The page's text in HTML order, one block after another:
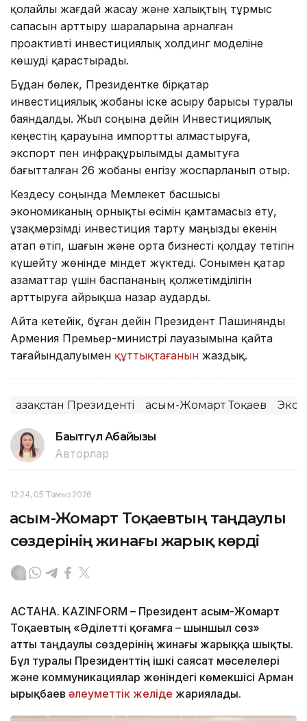
қолайлы жағдай жасау және халықтың тұрмыс
сапасын арттыру шараларына арналған
проактивті инвестициялық холдинг моделіне
көшуді қарастырады.
Бұдан бөлек, Президентке бірқатар
инвестициялық жобаны іске асыру барысы туралы
баяндалды. Жыл соңына дейін Инвестициялық
кеңестің қарауына импортты алмастыруға,
экспорт пен инфрақұрылымды дамытуға
бағытталған 26 жобаны енгізу жоспарланып отыр.
Кездесу соңында Мемлекет басшысы
экономиканың орнықты өсімін қамтамасыз ету,
ұзақмерзімді инвестиция тарту маңызды екенін
атап өтіп, шағын және орта бизнесті қолдау тетігін
күшейту жөнінде міндет жүктеді. Сонымен қатар
азаматтар үшін баспананың қолжетімділігін
арттыруға айрықша назар аударды.
Айта кетейік, бұған дейін Президент Пашинянды
Армения Премьер-министрі лауазымына қайта
тағайындалуымен құттықтағанын жаздық.
Қазақстан Президенті Қасым-Жомарт Тоқаев
Бақытгүл Абайқызы
Авторлар
12:24, 05 Тамыз 2026
Қасым-Жомарт Тоқаевтың таңдаулы
сөздерінің жинағы жарық көрді
АСТАНА. KAZINFORM – Президент Қасым-Жомарт
Тоқаевтың «Әділетті қоғамға – шыншыл сөз»
атты таңдаулы сөздерінің жинағы жарыққа шықты.
Бұл туралы Президенттің ішкі саясат мәселелері
және коммуникациялар жөніндегі көмекшісі Арман
Қырықбаев әлеуметтік желіде жариялады.